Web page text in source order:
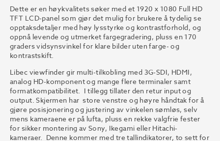
Dette er en høykvalitets søker med et 1920 x 1080 Full HD
TFT LCD-panel som gjør det mulig for brukere å tydelig se
opptaksdetaljer med høy lysstyrke og kontrastforhold, og
oppnå levende og utmerket fargegradering, pluss en 170
graders vidsynsvinkel for klare bilder uten farge- og
kontrastskift.
Libec viewfinder gir multi-tilkobling med 3G-SDI, HDMI,
analog HD-komponent og mange flere terminaler samt
formatkompatibilitet. I tillegg tillater den retur input og
output. Skjermen har store venstre og høyre håndtak for å
gjøre posisjonering og justering av vinkelen sømløs, selv
mens kameraene er på lufta, pluss en rekke valgfrie fester
for sikker montering av Sony, Ikegami eller Hitachi-
kameraer. Denne kommer med tre tallindikatorer, to sett for